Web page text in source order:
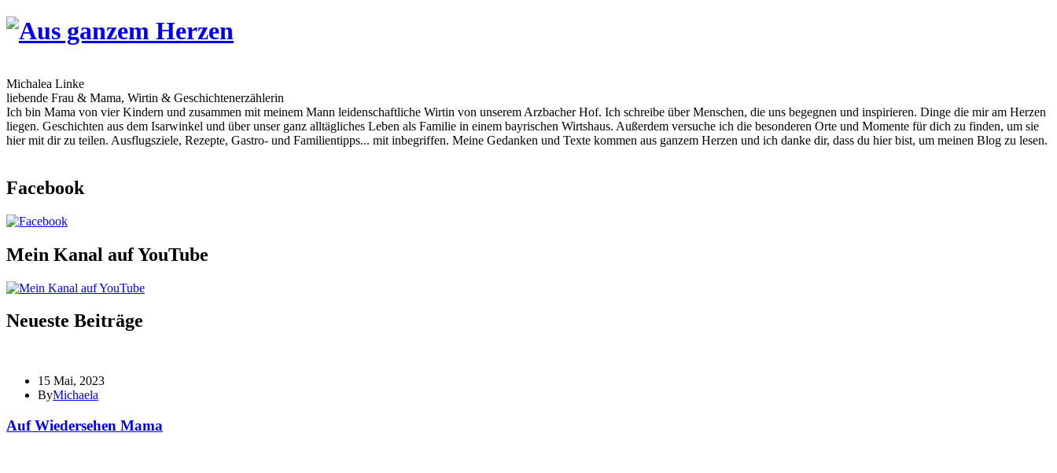
Skip
Michalea Linke
liebende Frau & Mama, Wirtin & Geschichtenerzählerin
Ich bin Mama von vier Kindern und zusammen mit meinem Mann leidenschaftliche Wirtin von unserem Arzbacher Hof. Ich schreibe über Menschen, die uns begegnen und inspirieren. Dinge die mir am Herzen
liegen. Geschichten aus dem Isarwinkel und über unser ganz alltägliches Leben als Familie in einem bayrischen Wirtshaus. Außerdem versuche ich die besonderen Orte und Momente für dich zu finden, um sie
hier mit dir zu teilen. Ausflugsziele, Rezepte, Gastro- und Familientipps... mit inbegriffen. Meine Gedanken und Texte kommen aus ganzem Herzen und ich danke dir, dass du hier bist, um meinen Blog zu lesen.
Facebook
Mein Kanal auf YouTube
Neueste Beiträge
15 Mai, 2023
ByMichaela
Auf Wiedersehen Mama